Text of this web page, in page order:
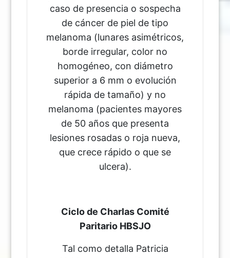
caso de presencia o sospecha
de cáncer de piel de tipo
melanoma (lunares asimétricos,
borde irregular, color no
homogéneo, con diámetro
superior a 6 mm o evolución
rápida de tamaño) y no
melanoma (pacientes mayores
de 50 años que presenta
lesiones rosadas o roja nueva,
que crece rápido o que se
ulcera).
Ciclo de Charlas Comité
Paritario HBSJO
Tal como detalla Patricia